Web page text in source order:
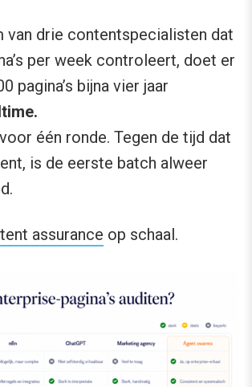
van drie contentspecialisten dat
per week controleert, doet er
pagina’s bijna vier jaar
één ronde. Tegen de tijd dat
is de eerste batch alweer
assurance op schaal.